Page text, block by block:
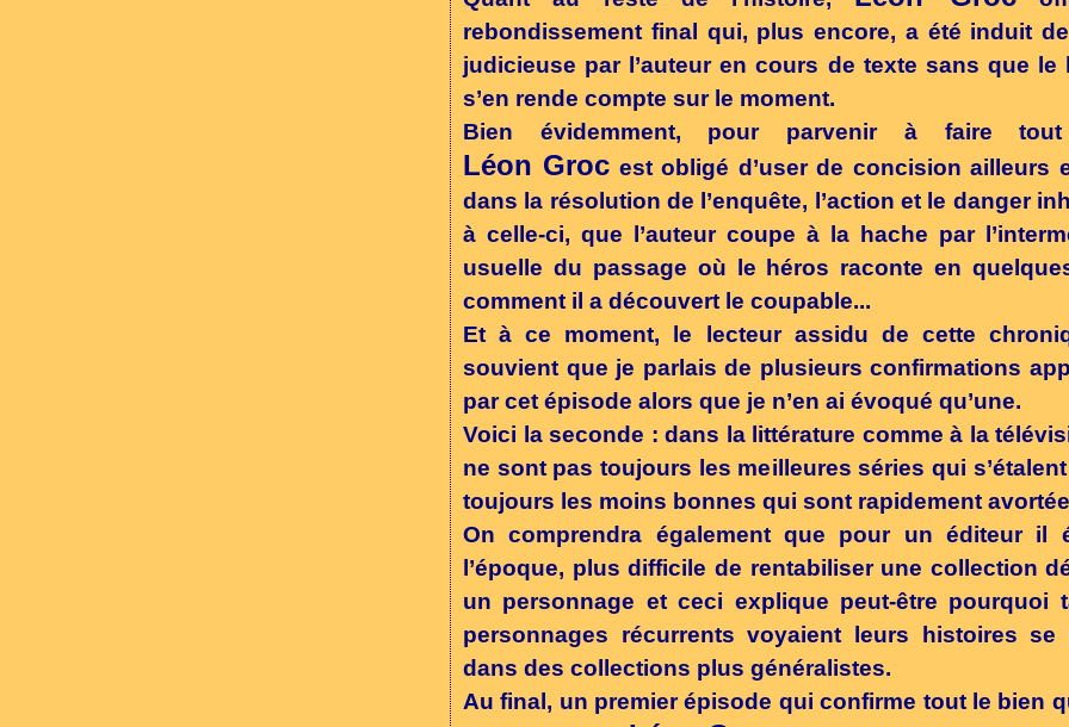
rebondissement final qui, plus encore, a été induit
judicieuse par l’auteur en cours de texte sans que le
s’en rende compte sur le moment.
Bien évidemment, pour parvenir à faire
Léon Groc est obligé d’user de concision ailleurs
dans la résolution de l’enquête, l’action et le danger
à celle-ci, que l’auteur coupe à la hache par
usuelle du passage où le héros raconte en
comment il a découvert le coupable...
Et à ce moment, le lecteur assidu de cette
souvient que je parlais de plusieurs confirmations
par cet épisode alors que je n’en ai évoqué qu’une.
Voici la seconde : dans la littérature comme à la
ne sont pas toujours les meilleures séries qui
toujours les moins bonnes qui sont rapidement
On comprendra également que pour un éditeur il
l’époque, plus difficile de rentabiliser une collection
un personnage et ceci explique peut-être pourquoi
personnages récurrents voyaient leurs histoires se
dans des collections plus généralistes.
Au final, un premier épisode qui confirme tout le bien